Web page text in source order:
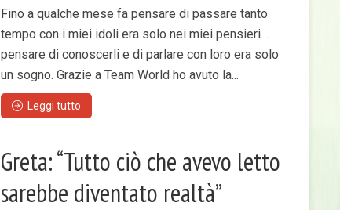
Fino a qualche mese fa pensare di passare tanto
tempo con i miei idoli era solo nei miei pensieri…
pensare di conoscerli e di parlare con loro era solo
un sogno. Grazie a Team World ho avuto la...
Leggi tutto
Greta: “Tutto ciò che avevo letto
sarebbe diventato realtà”